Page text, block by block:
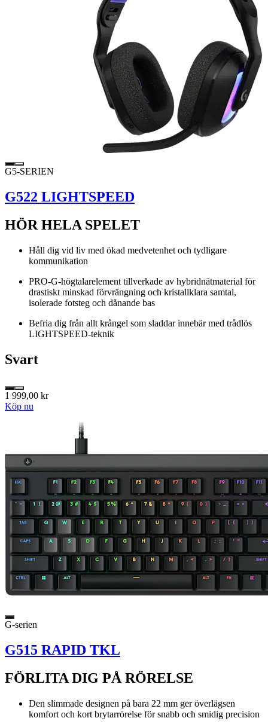
G5-SERIEN
G522 LIGHTSPEED
HÖR HELA SPELET
Håll dig vid liv med ökad medvetenhet och tydligare
kommunikation
PRO-G-högtalarelement tillverkade av hybridnätmaterial för
drastiskt minskad förvrängning och kristallklara samtal,
isolerade fotsteg och dånande bas
Befria dig från allt krångel som sladdar innebär med trådlös
LIGHTSPEED-teknik
Svart
1 999,00 kr
Köp nu
G-serien
G515 RAPID TKL
FÖRLITA DIG PÅ RÖRELSE
Den slimmade designen på bara 22 mm ger överlägsen
komfort och kort brytarrörelse för snabb och smidig precision